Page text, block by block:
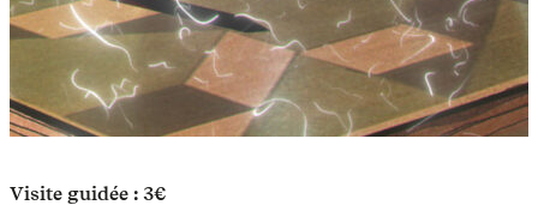
Visite guidée : 3€